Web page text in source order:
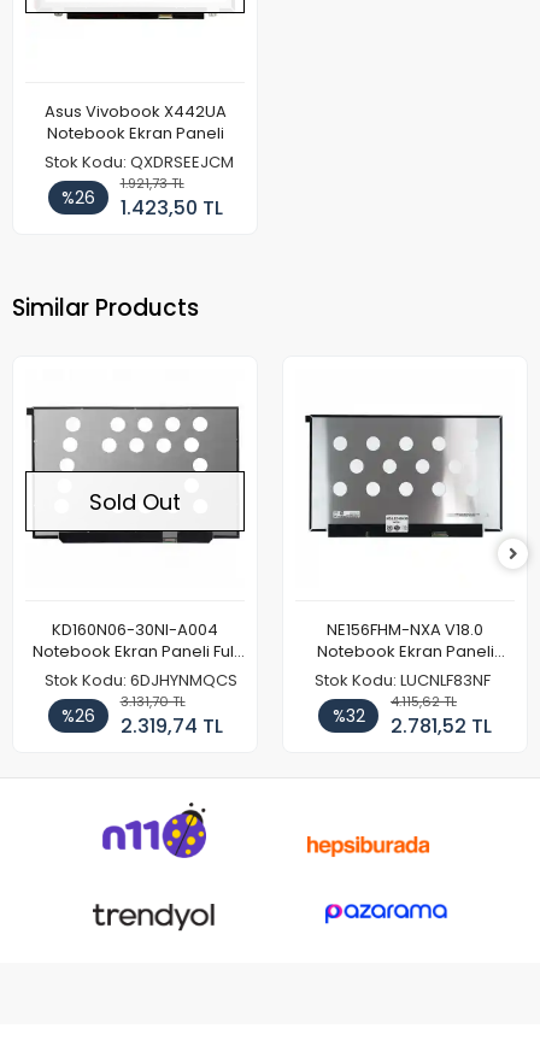
Asus Vivobook X442UA
Notebook Ekran Paneli
Stok Kodu: QXDRSEEJCM
%26
1.921,73 TL
1.423,50 TL
Similar Products
Sold Out
KD160N06-30NI-A004
Notebook Ekran Paneli Full
HD
Stok Kodu: 6DJHYNMQCS
%26
3.131,70 TL
2.319,74 TL
NE156FHM-NXA V18.0
Notebook Ekran Paneli
144Hz
Stok Kodu: LUCNLF83NF
%32
4.115,62 TL
2.781,52 TL